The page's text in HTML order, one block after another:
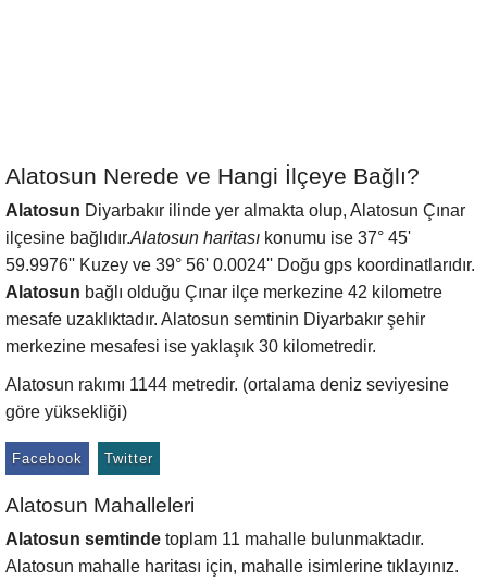
Alatosun Nerede ve Hangi İlçeye Bağlı?
Alatosun Diyarbakır ilinde yer almakta olup, Alatosun Çınar
ilçesine bağlıdır.Alatosun haritası konumu ise 37° 45'
59.9976'' Kuzey ve 39° 56' 0.0024'' Doğu gps koordinatlarıdır.
Alatosun bağlı olduğu Çınar ilçe merkezine 42 kilometre
mesafe uzaklıktadır. Alatosun semtinin Diyarbakır şehir
merkezine mesafesi ise yaklaşık 30 kilometredir.
Alatosun rakımı 1144 metredir. (ortalama deniz seviyesine
göre yüksekliği)
Facebook Twitter
Alatosun Mahalleleri
Alatosun semtinde toplam 11 mahalle bulunmaktadır.
Alatosun mahalle haritası için, mahalle isimlerine tıklayınız.